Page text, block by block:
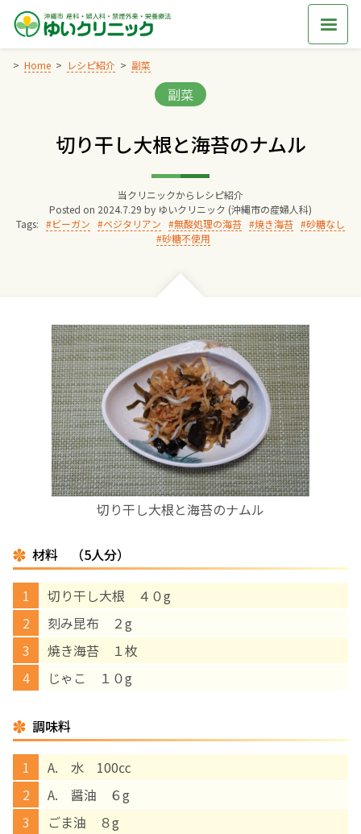
Skip
content
Home レシピ紹介 副菜
Categories:
副菜
切り干し大根と海苔のナムル
当クリニックからレシピ紹介
Posted on 2024.7.29 by ゆいクリニック (沖縄市の産婦人科)
Tags:
ビーガン ベジタリアン 無酸処理の海苔 焼き海苔
砂糖なし
砂糖不使用
切り干し大根と海苔のナムル
材料 （5人分）
切り干し大根 ４０g
刻み昆布 ２g
焼き海苔 １枚
じゃこ １０g
調味料
A. 水 100㏄
A. 醤油 ６g
ごま油 ８g
院長からのごあいさつ
妊婦健診
お産について
親と子の結びつき支援
母乳育児
その他の診療内容
‘さんルーム’ でさまざまな講座・クラス
遠方にお住まいで当院での出産を希望される方へ
English Page